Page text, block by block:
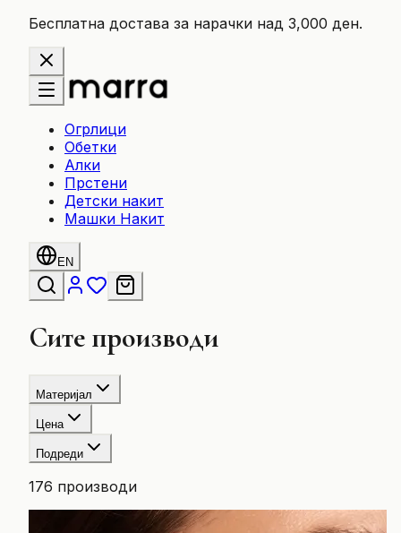
Бесплатна достава за нарачки над 3,000 ден.
Огрлици
Обетки
Алки
Прстени
Детски накит
Машки Накит
EN
Сите производи
Материјал
Цена
Подреди
176 производи